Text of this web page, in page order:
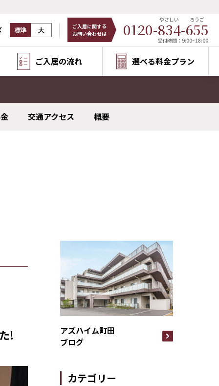
標準 大
ご入居に関する
お問い合わせは
0120-834
やさしい
-655
ろうご
受付時間：9:00~18:00
ご入居の流れ 選べる料金プラン
交通アクセス 概要
!
アズハイム町田
ブログ
カテゴリー